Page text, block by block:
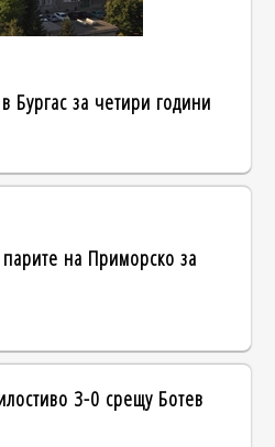
Бургас за четири години
на Приморско за
3-0 срещу Ботев